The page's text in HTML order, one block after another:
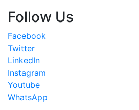
Follow Us
Facebook
Twitter
LinkedIn
Instagram
Youtube
WhatsApp